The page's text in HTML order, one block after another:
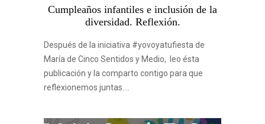
Cumpleaños infantiles e inclusión de la
diversidad. Reflexión.
Después de la iniciativa #yovoyatufiesta de
María de Cinco Sentidos y Medio, leo ésta
publicación y la comparto contigo para que
reflexionemos juntas.…